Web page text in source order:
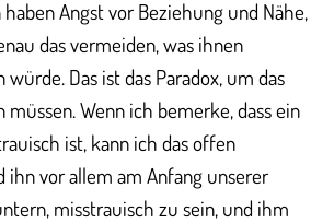
Angst vor Beziehung und Nähe,
das vermeiden, was ihnen
Das ist das Paradox, um das
Wenn ich bemerke, dass ein
ist, kann ich das offen
ihn vor allem am Anfang unserer
misstrauisch zu sein, und ihm